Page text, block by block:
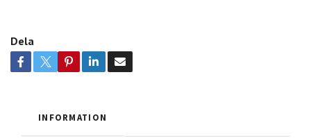
Dela
INFORMATION